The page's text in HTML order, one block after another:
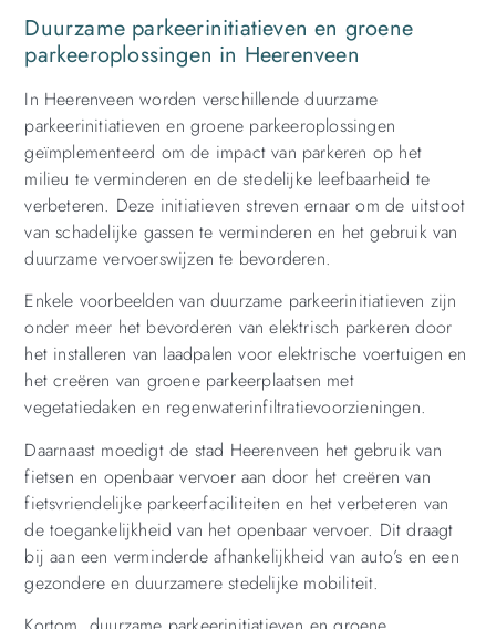
Duurzame parkeerinitiatieven en groene
parkeeroplossingen in Heerenveen
In Heerenveen worden verschillende duurzame
parkeerinitiatieven en groene parkeeroplossingen
geïmplementeerd om de impact van parkeren op het
milieu te verminderen en de stedelijke leefbaarheid te
verbeteren. Deze initiatieven streven ernaar om de uitstoot
van schadelijke gassen te verminderen en het gebruik van
duurzame vervoerswijzen te bevorderen.
Enkele voorbeelden van duurzame parkeerinitiatieven zijn
onder meer het bevorderen van elektrisch parkeren door
het installeren van laadpalen voor elektrische voertuigen en
het creëren van groene parkeerplaatsen met
vegetatiedaken en regenwaterinfiltratievoorzieningen.
Daarnaast moedigt de stad Heerenveen het gebruik van
fietsen en openbaar vervoer aan door het creëren van
fietsvriendelijke parkeerfaciliteiten en het verbeteren van
de toegankelijkheid van het openbaar vervoer. Dit draagt
bij aan een verminderde afhankelijkheid van auto’s en een
gezondere en duurzamere stedelijke mobiliteit.